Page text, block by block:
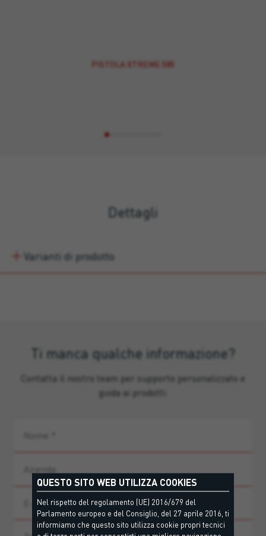
PISTOLA XTREME 585
Dettagli
Varianti di prodotto
Ti manca qualche informazione?
Contatta il nostro team per supporto personalizzato e
guida ai prodotti.
QUESTO SITO WEB UTILIZZA COOKIES
Nel rispetto del regolamento (UE) 2016/679 del
Parlamento europeo e del Consiglio, del 27 aprile 2016, ti
informiamo che questo sito utilizza cookie propri tecnici